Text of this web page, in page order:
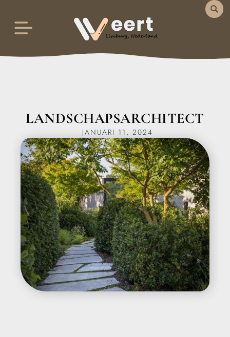
LANDSCHAPSARCHITECT
JANUARI 11, 2024